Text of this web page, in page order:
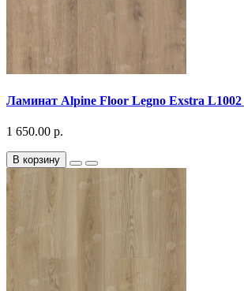
Ламинат Alpine Floor Legno Exstra
1 650.00 р.
В корзину